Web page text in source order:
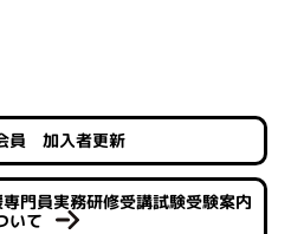
員 加入者更新
門員実務研修受講試験受験案内
いて